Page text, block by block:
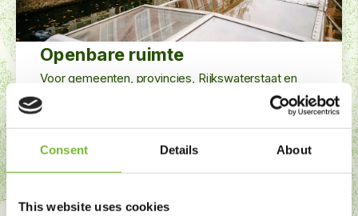
Consent Details About
This website uses cookies
Openbare ruimte
Voor gemeenten, provincies, Rijkswaterstaat en
ProRail onderhouden we uiteenlopende gebieden: